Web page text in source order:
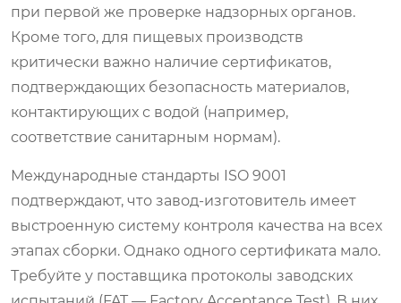
при первой же проверке надзорных органов.
Кроме того, для пищевых производств
критически важно наличие сертификатов,
подтверждающих безопасность материалов,
контактирующих с водой (например,
соответствие санитарным нормам).
Международные стандарты ISO 9001
подтверждают, что завод-изготовитель имеет
выстроенную систему контроля качества на всех
этапах сборки. Однако одного сертификата мало.
Требуйте у поставщика протоколы заводских